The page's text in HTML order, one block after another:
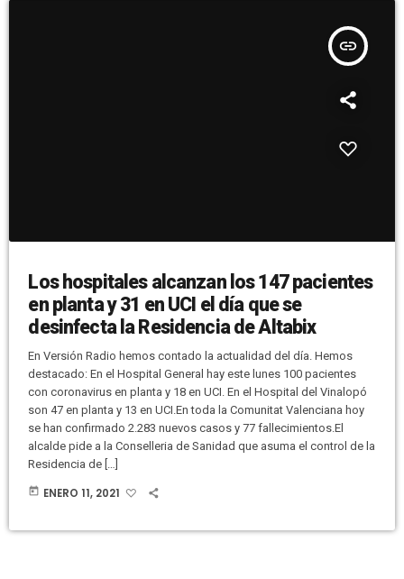
insert_link
Los hospitales alcanzan los 147 pacientes
en planta y 31 en UCI el día que se
desinfecta la Residencia de Altabix
En Versión Radio hemos contado la actualidad del día. Hemos
destacado: En el Hospital General hay este lunes 100 pacientes
con coronavirus en planta y 18 en UCI. En el Hospital del Vinalopó
son 47 en planta y 13 en UCI.En toda la Comunitat Valenciana hoy
se han confirmado 2.283 nuevos casos y 77 fallecimientos.El
alcalde pide a la Conselleria de Sanidad que asuma el control de la
Residencia de […]
today ENERO 11, 2021